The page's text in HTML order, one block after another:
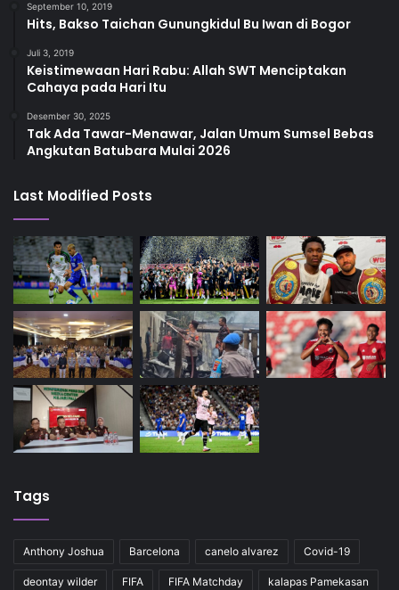
September 10, 2019
Hits, Bakso Taichan Gunungkidul Bu Iwan di Bogor
Juli 3, 2019
Keistimewaan Hari Rabu: Allah SWT Menciptakan
Cahaya pada Hari Itu
Desember 30, 2025
Tak Ada Tawar-Menawar, Jalan Umum Sumsel Bebas
Angkutan Batubara Mulai 2026
Last Modified Posts
Tags
Anthony Joshua Barcelona canelo alvarez Covid-19
deontay wilder FIFA FIFA Matchday kalapas Pamekasan